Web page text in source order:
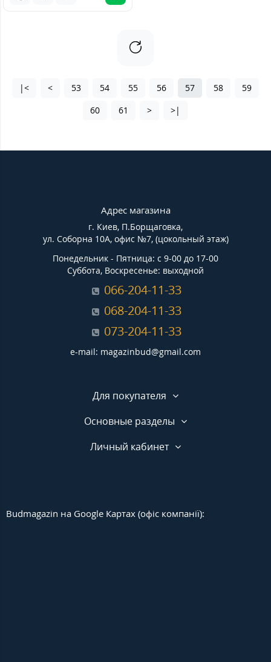
|< < 53 54 55 56 57 58
59
60
61 > >|
Адрес магазина
г. Киев, П.Борщаговка,
ул. Соборна 10А, офис №7, (цокольный этаж)
Понедельник - Пятница: с 9-00 до 17-00
Суббота, Воскресенье: выходной
066-204-11-33
068-204-11-33
073-204-11-33
e-mail: magazinbud@gmail.com
Для покупателя
Основные разделы
Личный кабинет
Budmagazin на Google Картах (офіс компанії):